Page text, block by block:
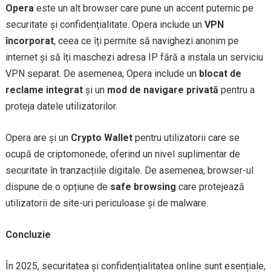
Operaeste un alt browser care pune un accent puternic pe
securitate și confidențialitate. Opera include un VPN
încorporat, ceea ce îți permite să navighezi anonim pe
internet și să îți maschezi adresa IP fără a instala un serviciu
VPN separat. De asemenea, Opera include un blocat de
reclame integratși un mod de navigare privată pentru a
proteja datele utilizatorilor.
Opera are și un Crypto Walletpentru utilizatorii care se
ocupă de criptomonede, oferind un nivel suplimentar de
securitate în tranzacțiile digitale. De asemenea, browser-ul
dispune de o opțiune de safe browsing care protejează
utilizatorii de site-uri periculoase și de malware.
Concluzie
În 2025, securitatea și confidențialitatea online sunt esențiale,